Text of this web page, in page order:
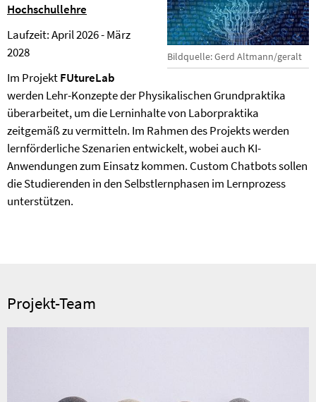
Bildquelle: Gerd Altmann/geralt
Hochschullehre
Laufzeit: April 2026 - März
2028
Im ProjektFUtureLab
werden Lehr-Konzepte der Physikalischen Grundpraktika
überarbeitet, um die Lerninhalte von Laborpraktika
zeitgemäß zu vermitteln. Im Rahmen des Projekts werden
lernförderliche Szenarien entwickelt, wobei auch KI-
Anwendungen zum Einsatz kommen. Custom Chatbots sollen
die Studierenden in den Selbstlernphasen im Lernprozess
unterstützen.
Projekt-Team